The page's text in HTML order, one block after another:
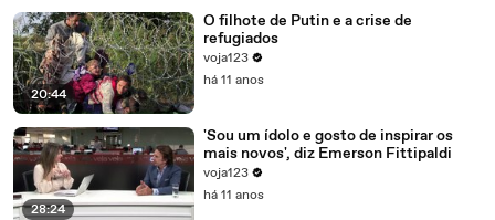
20:44
O filhote de Putin e a crise de
refugiados
voja123
há 11 anos
28:24
'Sou um ídolo e gosto de inspirar os
mais novos', diz Emerson Fittipaldi
voja123
há 11 anos